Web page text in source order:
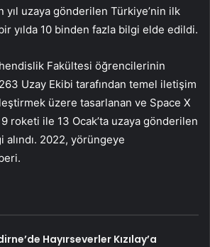
yıl uzaya gönderilen Türkiye’nin ilk
yılda 10 binden fazla bilgi elde edildi.
Fakültesi öğrencilerinin
Uzay Ekibi tarafından temel iletişim
üzere tasarlanan ve Space X
roketi ile 13 Ocak’ta uzaya gönderilen
alındı. 2022, yörüngeye
Hayırseverler Kızılay’a